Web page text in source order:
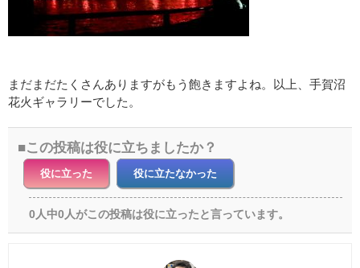
まだまだたくさんありますがもう飽きますよね。以上、手賀沼
花火ギャラリーでした。
この投稿は役に立ちましたか？
役に立った 役に立たなかった
0人中0人がこの投稿は役に立ったと言っています。